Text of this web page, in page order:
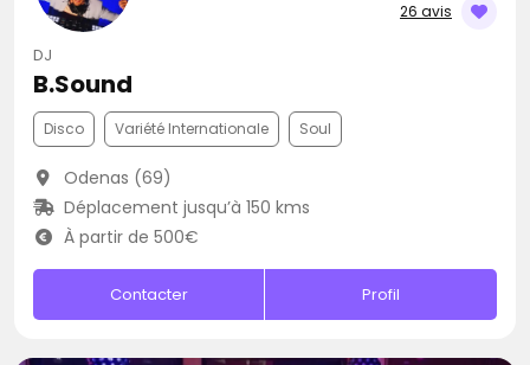
26 avis
DJ
B.Sound
Disco Variété Internationale Soul
Odenas (69)
Déplacement jusqu’à 150 kms
À partir de 500€
Contacter Profil